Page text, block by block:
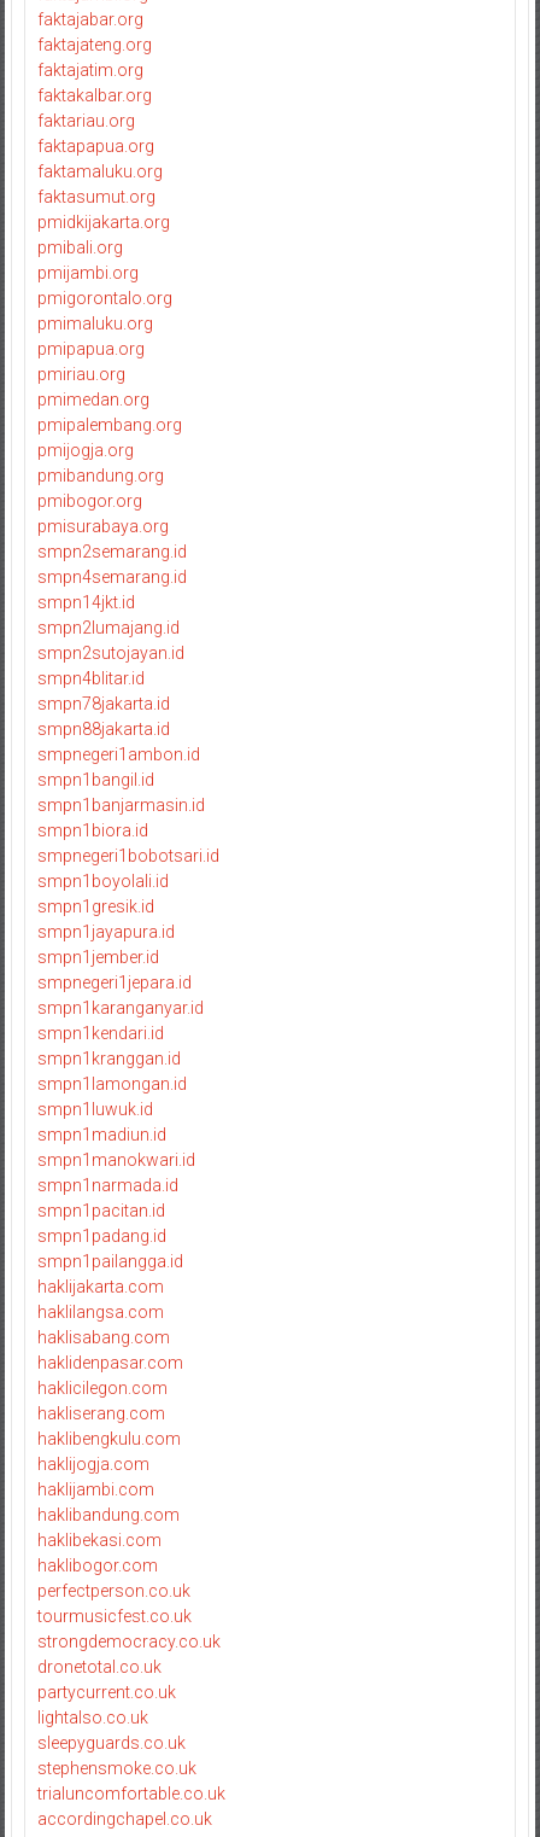
faktajabar.org
faktajateng.org
faktajatim.org
faktakalbar.org
faktariau.org
faktapapua.org
faktamaluku.org
faktasumut.org
pmidkijakarta.org
pmibali.org
pmijambi.org
pmigorontalo.org
pmimaluku.org
pmipapua.org
pmiriau.org
pmimedan.org
pmipalembang.org
pmijogja.org
pmibandung.org
pmibogor.org
pmisurabaya.org
smpn2semarang.id
smpn4semarang.id
smpn14jkt.id
smpn2lumajang.id
smpn2sutojayan.id
smpn4blitar.id
smpn78jakarta.id
smpn88jakarta.id
smpnegeri1ambon.id
smpn1bangil.id
smpn1banjarmasin.id
smpn1biora.id
smpnegeri1bobotsari.id
smpn1boyolali.id
smpn1gresik.id
smpn1jayapura.id
smpn1jember.id
smpnegeri1jepara.id
smpn1karanganyar.id
smpn1kendari.id
smpn1kranggan.id
smpn1lamongan.id
smpn1luwuk.id
smpn1madiun.id
smpn1manokwari.id
smpn1narmada.id
smpn1pacitan.id
smpn1padang.id
smpn1pailangga.id
haklijakarta.com
haklilangsa.com
haklisabang.com
haklidenpasar.com
haklicilegon.com
hakliserang.com
haklibengkulu.com
haklijogja.com
haklijambi.com
haklibandung.com
haklibekasi.com
haklibogor.com
perfectperson.co.uk
tourmusicfest.co.uk
strongdemocracy.co.uk
dronetotal.co.uk
partycurrent.co.uk
lightalso.co.uk
sleepyguards.co.uk
stephensmoke.co.uk
trialuncomfortable.co.uk
accordingchapel.co.uk